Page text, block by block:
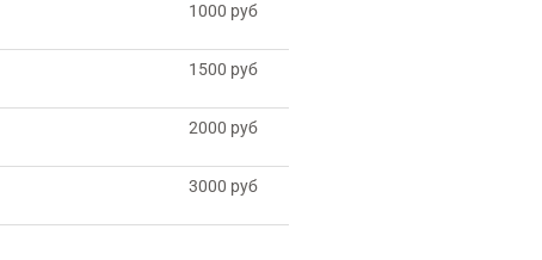
1000 руб
1500 руб
2000 руб
3000 руб